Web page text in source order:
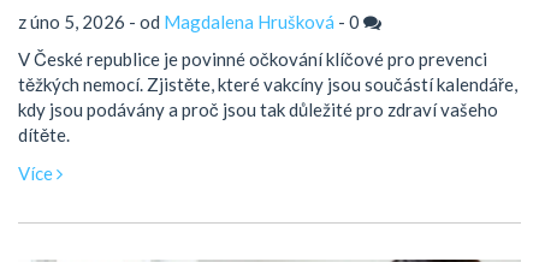
z úno 5, 2026 - od Magdalena Hrušková - 0
V České republice je povinné očkování klíčové pro prevenci
těžkých nemocí. Zjistěte, které vakcíny jsou součástí kalendáře,
kdy jsou podávány a proč jsou tak důležité pro zdraví vašeho
dítěte.
Více